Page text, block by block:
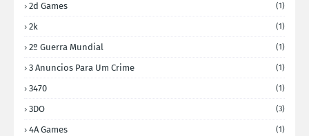
2d Games (1)
2k (1)
2º Guerra Mundial (1)
3 Anuncios Para Um Crime (1)
3470 (1)
3DO (3)
4A Games (1)